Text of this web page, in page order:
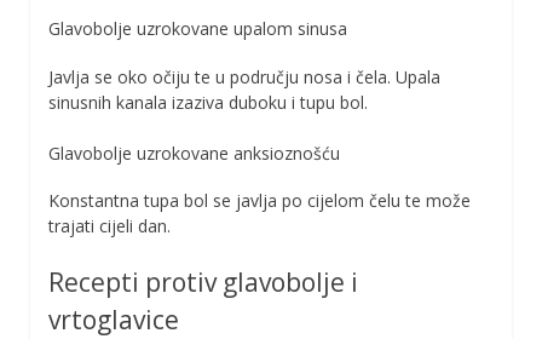
Glavobolje uzrokovane upalom sinusa
Javlja se oko očiju te u području nosa i čela. Upala
sinusnih kanala izaziva duboku i tupu bol.
Glavobolje uzrokovane anksioznošću
Konstantna tupa bol se javlja po cijelom čelu te može
trajati cijeli dan.
Recepti protiv glavobolje i
vrtoglavice